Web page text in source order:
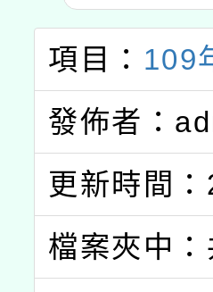
項目： 109
發佈者：
更新時間
檔案夾中：